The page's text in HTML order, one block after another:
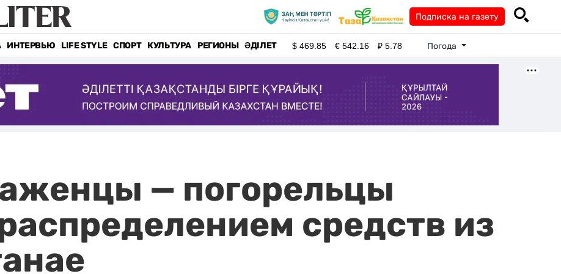
Подписка на газету
ИНТЕРВЬЮ LIFE STYLE СПОРТ КУЛЬТУРА РЕГИОНЫ ӘДІЛЕТ $469.85 €542.16 ₽5.78 Погода
— погорельцы
средств из